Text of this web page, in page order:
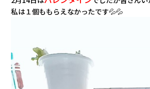
ご購
アフ
私は１個ももらえなかったです💦💦